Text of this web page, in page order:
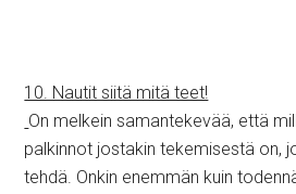
10. Nautit siitä mitä teet!
On melkein samantekevää, että
palkinnot jostakin tekemisestä on,
tehdä. Onkin enemmän kuin